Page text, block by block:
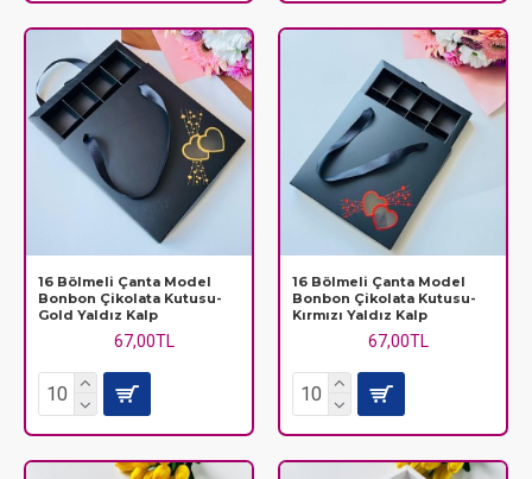
16 Bölmeli Çanta Model
Bonbon Çikolata Kutusu-
Gold Yaldız Kalp
67,00TL
16 Bölmeli Çanta Model
Bonbon Çikolata Kutusu-
Kırmızı Yaldız Kalp
67,00TL